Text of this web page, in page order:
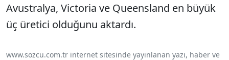
Avustralya, Victoria ve Queensland en büyük
üç üretici olduğunu aktardı.
www.sozcu.com.tr internet sitesinde yayınlanan yazı, haber ve